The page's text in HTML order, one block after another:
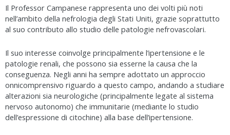
Il Professor Campanese rappresenta uno dei volti più noti
nell’ambito della nefrologia degli Stati Uniti, grazie soprattutto
al suo contributo allo studio delle patologie nefrovascolari.
Il suo interesse coinvolge principalmente l’ipertensione e le
patologie renali, che possono sia esserne la causa che la
conseguenza. Negli anni ha sempre adottato un approccio
onnicomprensivo riguardo a questo campo, andando a studiare
alterazioni sia neurologiche (principalmente legate al sistema
nervoso autonomo) che immunitarie (mediante lo studio
dell’espressione di citochine) alla base dell’ipertensione.